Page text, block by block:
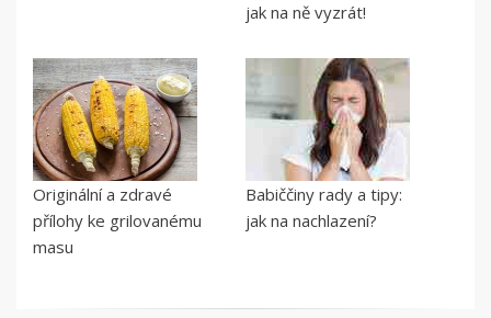
jak na ně vyzrát!
Originální a zdravé
přílohy ke grilovanému
masu
Babiččiny rady a tipy:
jak na nachlazení?